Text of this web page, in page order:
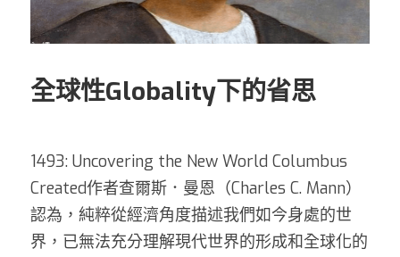
全球性Globality下的省思
1493: Uncovering the New World Columbus
Created作者查爾斯．曼恩（Charles C. Mann）
認為，純粹從經濟角度描述我們如今身處的世
界，已無法充分理解現代世界的形成和全球化的